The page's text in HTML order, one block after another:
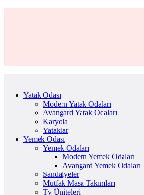
Yatak Odası
Modern Yatak Odaları
Avangard Yatak Odaları
Karyola
Yataklar
Yemek Odası
Yemek Odaları
Modern Yemek Odaları
Avangard Yemek Odaları
Sandalyeler
Mutfak Masa Takımları
Tv Üniteleri